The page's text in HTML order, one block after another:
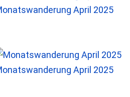
April 2025
April 2025